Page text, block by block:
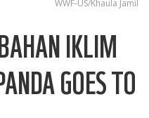
WWF-US/Khaula Jamil
IKLIM
GOES TO